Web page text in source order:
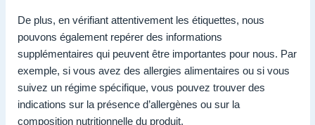
De plus, en vérifiant attentivement les étiquettes, nous
pouvons également repérer des informations
supplémentaires qui peuvent être importantes pour nous. Par
exemple, si vous avez des allergies alimentaires ou si vous
suivez un régime spécifique, vous pouvez trouver des
indications sur la présence d’allergènes ou sur la
composition nutritionnelle du produit.